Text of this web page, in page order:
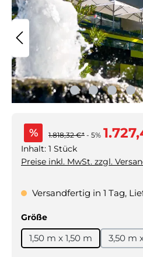
% 1.818,32 €* - 5%
Inhalt: 1 Stück
Preise inkl. MwSt. zzgl.
Versandfertig in 1 Tag,
Größeauswählen
1,50 m x 1,50 m 3,50 m